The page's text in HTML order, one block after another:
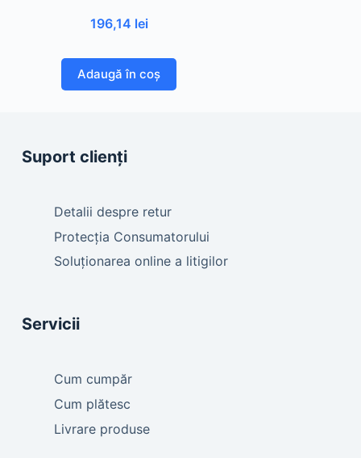
196,14 lei
Adaugă în coș
Suport clienți
Detalii despre retur
Protecția Consumatorului
Soluționarea online a litigilor
Servicii
Cum cumpăr
Cum plătesc
Livrare produse